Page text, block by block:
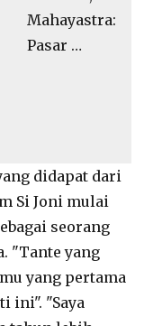
Mahayastra:
Pasar …
didapat dari
Si Joni mulai
seorang
"Tante yang
yang pertama
ini". "Saya